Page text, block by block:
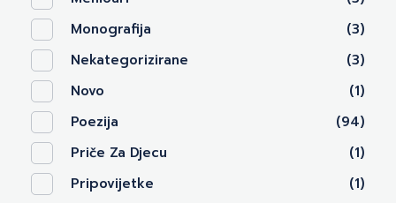
Monografija
(3)
Nekategorizirane
(3)
Novo
(1)
Poezija
(94)
Priče Za Djecu
(1)
Pripovijetke
(1)